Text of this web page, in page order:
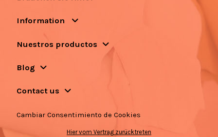
Information
Nuestros productos
Blog
Contact us
Cambiar Consentimiento de Cookies
Hier vom Vertrag zurücktreten